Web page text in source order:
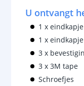
U ontvangt
1 x
1 x
3 x
3 x 3M tape
Schroefjes